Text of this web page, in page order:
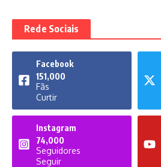
Rede Sociais
Facebook
151,000
Fãs
Curtir
Instagram
74,000
Seguidores
Seguir